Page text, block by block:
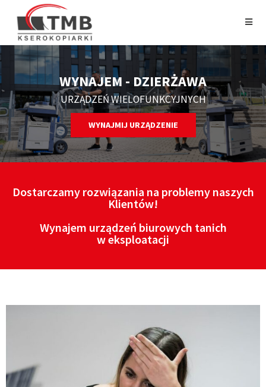
SERWIS URZĄDZEŃ
DRUKUJĄCYCH I KOPIUJĄCYCH
ZAMÓW SERWIS
Dostarczamy rozwiązania na problemy naszych
Klientów!
Wynajem urządzeń biurowych tanich
w eksploatacji